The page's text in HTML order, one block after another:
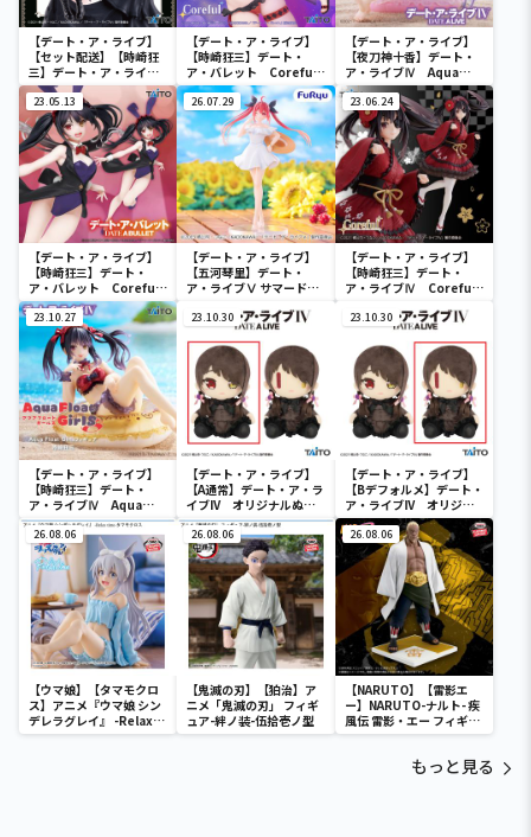
【デート・ア・ライブ】
【セット配送】【時崎狂
三】デート・ア・ライブ
Ⅳ Coreful フィギュ
ア 時崎狂三～私服ver.
～
【デート・ア・ライブ】
【時崎狂三】デート・
ア・バレット Coreful
フィギュア 時崎狂三～
水着ver.～Renewal
【デート・ア・ライブ】
【夜刀神十香】デート・
ア・ライブⅣ Aqua
Float Girlsフィギュア
夜刀神十香
23.05.13
【デート・ア・ライブ】
【時崎狂三】デート・
ア・バレット Coreful
フィギュア 時崎狂三～
バニーver.～Renewal
26.07.29
【デート・ア・ライブ】
【五河琴里】デート・
ア・ライブⅤ サマードレ
ー
23.06.24
【デート・ア・ライブ】
【時崎狂三】デート・
ア・ライブⅣ Coreful
和ゴスver.～
23.10.27
【デート・ア・ライブ】
【時崎狂三】デート・
ア・ライブⅣ Aqua
Float Girls フィギュア
時崎狂三
23.10.30
【デート・ア・ライブ】
【A通常】デート・ア・ラ
イブIV オリジナルぬい
ぐるみ 時崎狂三～私服
ver.～
23.10.30
【デート・ア・ライブ】
【Bデフォルメ】デート・
ア・ライブIV オリジナ
ルぬいぐるみ 時崎狂三
～私服ver.～
26.08.06
【ウマ娘】【タマモクロ
ス】アニメ『ウマ娘 シン
デレラグレイ』 -Relax
time-タマモクロス
26.08.06
【鬼滅の刃】【狛治】ア
ニメ「鬼滅の刃」 フィギ
ュア-絆ノ装-伍拾壱ノ型
26.08.06
【NARUTO】【雷影エ
ー】NARUTO-ナルト- 疾
風伝 雷影・エー フィギュ
ア～五影集結…!!～
もっと見る